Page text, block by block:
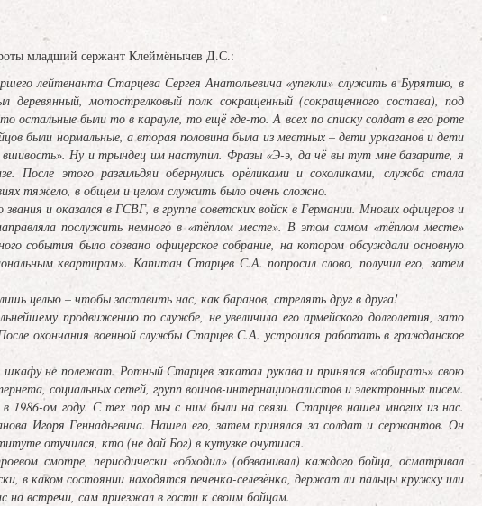
роты младший сержант Клеймёнычев Д.С.:
лейтенанта Старцева Сергея Анатольевича «упекли» служить в Бурятию, в
мотострелковый полк сокращенный (сокращенного состава), под
остальные были то в карауле, то ещё где-то. А всех по списку солдат в его роте
были нормальные, а вторая половина была из местных – дети уркаганов и дети
Ну и трындец им наступил. Фразы «Э-э, да чё вы тут мне базарите, я
этого разгильдяи обернулись орёликами и соколиками, служба стала
тяжело, в общем и целом служить было очень сложно.
и оказался в ГСВГ, в группе советских войск в Германии. Многих офицеров и
послужить немного в «тёплом месте». В этом самом «тёплом месте»
события было созвано офицерское собрание, на котором обсуждали основную
квартирам». Капитан Старцев С.А. попросил слово, получил его, затем
целью – чтобы заставить нас, как баранов, стрелять друг в друга!
продвижению по службе, не увеличила его армейского долголетия, зато
окончания военной службы Старцев С.А. устроился работать в гражданское
не полежат. Ротный Старцев закатал рукава и принялся «собирать» свою
социальных сетей, групп воинов-интернационалистов и электронных писем.
ом году. С тех пор мы с ним были на связи. Старцев нашел многих из нас.
Игоря Геннадьевича. Нашел его, затем принялся за солдат и сержантов. Он
отучился, кто (не дай Бог) в кутузке очутился.
смотре, периодически «обходил» (обзванивал) каждого бойца, осматривал
в каком состоянии находятся печенка-селезёнка, держат ли пальцы кружку или
на встречи, сам приезжал в гости к своим бойцам.